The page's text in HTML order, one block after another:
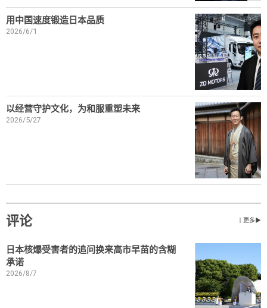
用中国速度锻造日本品质
2026/6/1
以经营守护文化，为和服重塑未来
2026/5/27
评论 丨更多▶
日本核爆受害者的追问换来高市早苗的含糊
承诺
2026/8/7